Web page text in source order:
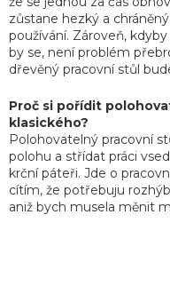
zůstane hezký a
používání. Zároveň,
by se, není problém
dřevěný pracovní stůl
Proč si pořídit
klasického?
Polohovatelný pracovní
polohu a střídat práci
krční páteři. Jde o
cítím, že potřebuju
aniž bych musela měnit